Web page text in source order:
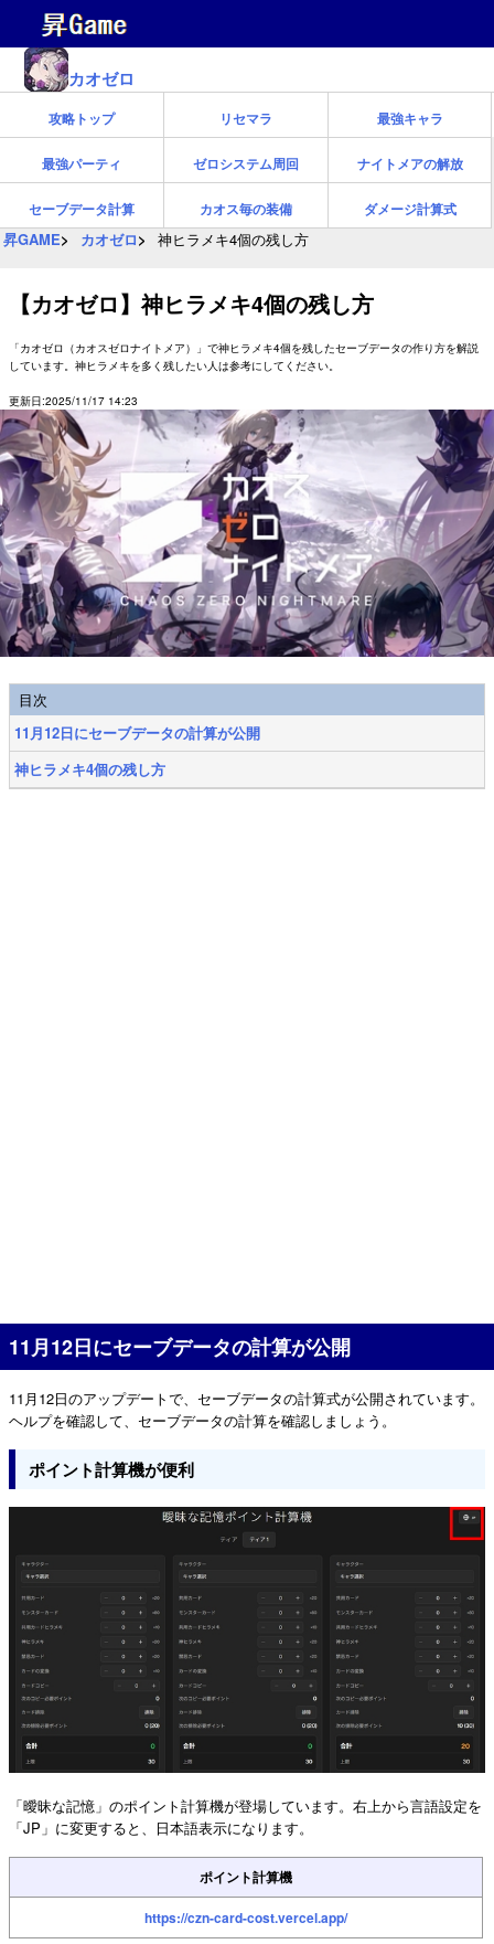
カオゼロ
攻略トップ リセマラ 最強キャラ
最強パーティ ゼロシステム周回 ナイトメアの解放
セーブデータ計算 カオス毎の装備 ダメージ計算式
昇GAME カオゼロ 神ヒラメキ4個の残し方
【カオゼロ】神ヒラメキ4個の残し方
「カオゼロ（カオスゼロナイトメア）」で神ヒラメキ4個を残したセーブデータの作り方を解説
しています。神ヒラメキを多く残したい人は参考にしてください。
更新日:2025/11/17 14:23
目次
11月12日にセーブデータの計算が公開
神ヒラメキ4個の残し方
11月12日にセーブデータの計算が公開
11月12日のアップデートで、セーブデータの計算式が公開されています。
ヘルプを確認して、セーブデータの計算を確認しましょう。
ポイント計算機が便利
「曖昧な記憶」のポイント計算機が登場しています。右上から言語設定を
「JP」に変更すると、日本語表示になります。
ポイント計算機
https://czn-card-cost.vercel.app/